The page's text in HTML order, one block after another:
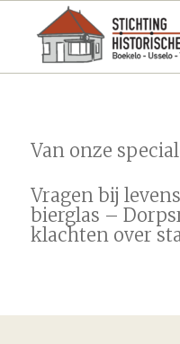
Van onze
Vragen bij
bierglas –
klachten over